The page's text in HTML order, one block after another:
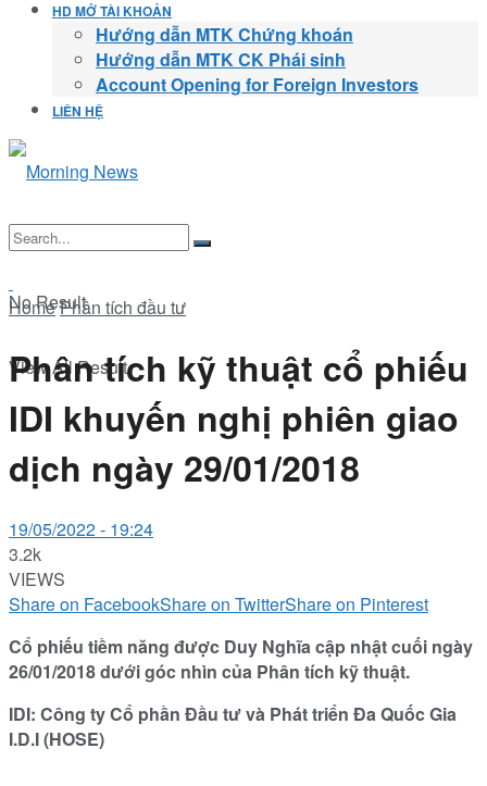
HD MỞ TÀI KHOẢN
Hướng dẫn MTK Chứng khoán
Hướng dẫn MTK CK Phái sinh
Account Opening for Foreign Investors
LIÊN HỆ
No Result
View All Result
HomePhân tích đầu tư
Phân tích kỹ thuật cổ phiếu
IDI khuyến nghị phiên giao
dịch ngày 29/01/2018
19/05/2022 - 19:24
3.2k
VIEWS
Share on FacebookShare on TwitterShare on Pinterest
Cổ phiếu tiềm năng được Duy Nghĩa cập nhật cuối ngày
26/01/2018 dưới góc nhìn của Phân tích kỹ thuật.
IDI: Công ty Cổ phần Đầu tư và Phát triển Đa Quốc Gia
I.D.I (HOSE)